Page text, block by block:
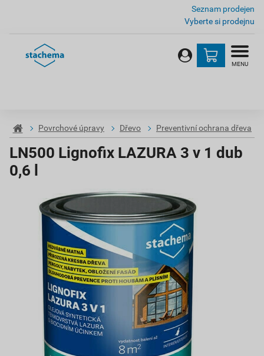
Seznam prodejen
Vyberte si prodejnu
MENU
Povrchové úpravy Dřevo Preventivní ochrana dřeva
LN500 Lignofix LAZURA 3 v 1 dub
0,6 l